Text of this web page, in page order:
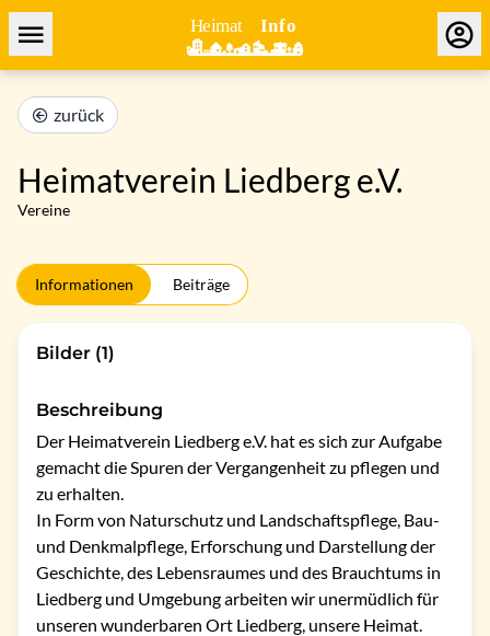
zurück
Heimatverein Liedberg e.V.
Vereine
Informationen Beiträge
Bilder (1)
Beschreibung
Der Heimatverein Liedberg e.V. hat es sich zur Aufgabe
gemacht die Spuren der Vergangenheit zu pflegen und
zu erhalten.
In Form von Naturschutz und Landschaftspflege, Bau-
und Denkmalpflege, Erforschung und Darstellung der
Geschichte, des Lebensraumes und des Brauchtums in
Liedberg und Umgebung arbeiten wir unermüdlich für
unseren wunderbaren Ort Liedberg, unsere Heimat.